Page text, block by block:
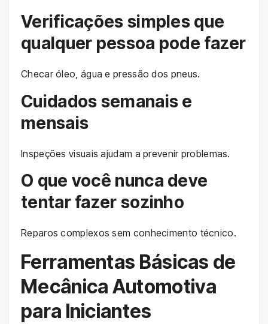
Verificações simples que
qualquer pessoa pode fazer
Checar óleo, água e pressão dos pneus.
Cuidados semanais e
mensais
Inspeções visuais ajudam a prevenir problemas.
O que você nunca deve
tentar fazer sozinho
Reparos complexos sem conhecimento técnico.
Ferramentas Básicas de
Mecânica Automotiva
para Iniciantes